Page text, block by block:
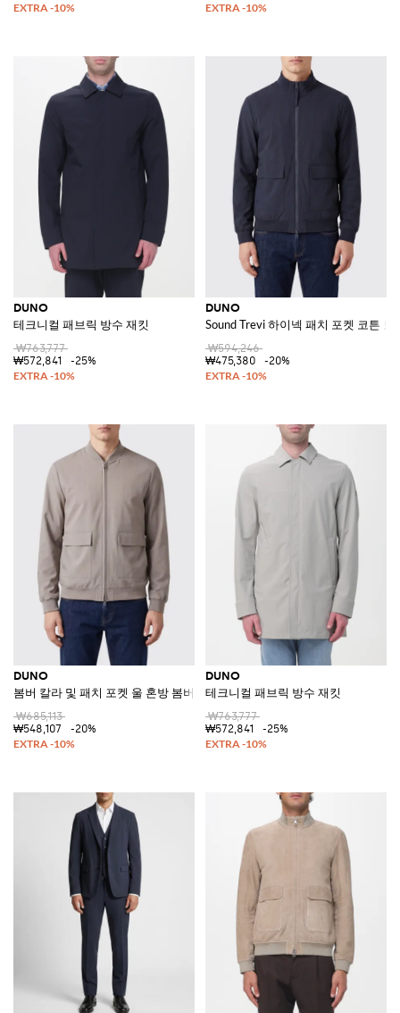
DUNO
테크니컬 패브릭 방수 재킷
₩763,777
₩572,841
-25%
DUNO
Sound Trevi 하이넥 패치 포켓 코튼 보
₩594,246
₩475,380
-20%
DUNO
봄버 칼라 및 패치 포켓 울 혼방 봄버 재킷
₩685,113
₩548,107
-20%
DUNO
테크니컬 패브릭 방수 재킷
₩763,777
₩572,841
-25%